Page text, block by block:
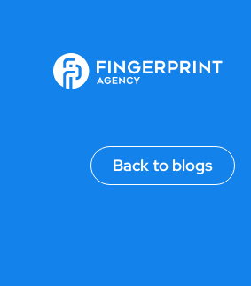
Back to blogs